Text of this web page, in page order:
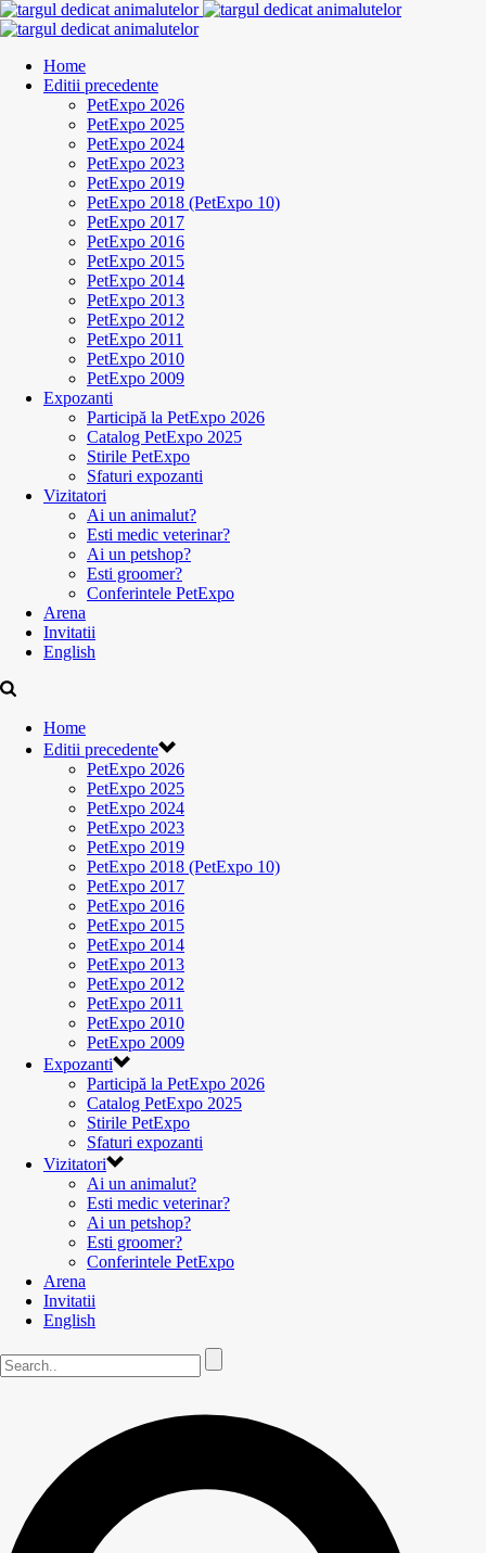
Home
Editii precedente
PetExpo 2026
PetExpo 2025
PetExpo 2024
PetExpo 2023
PetExpo 2019
PetExpo 2018 (PetExpo 10)
PetExpo 2017
PetExpo 2016
PetExpo 2015
PetExpo 2014
PetExpo 2013
PetExpo 2012
PetExpo 2011
PetExpo 2010
PetExpo 2009
Expozanti
Participă la PetExpo 2026
Catalog PetExpo 2025
Stirile PetExpo
Sfaturi expozanti
Vizitatori
Ai un animalut?
Esti medic veterinar?
Ai un petshop?
Esti groomer?
Conferintele PetExpo
Arena
Invitatii
English
Home
Editii precedente
PetExpo 2026
PetExpo 2025
PetExpo 2024
PetExpo 2023
PetExpo 2019
PetExpo 2018 (PetExpo 10)
PetExpo 2017
PetExpo 2016
PetExpo 2015
PetExpo 2014
PetExpo 2013
PetExpo 2012
PetExpo 2011
PetExpo 2010
PetExpo 2009
Expozanti
Participă la PetExpo 2026
Catalog PetExpo 2025
Stirile PetExpo
Sfaturi expozanti
Vizitatori
Ai un animalut?
Esti medic veterinar?
Ai un petshop?
Esti groomer?
Conferintele PetExpo
Arena
Invitatii
English